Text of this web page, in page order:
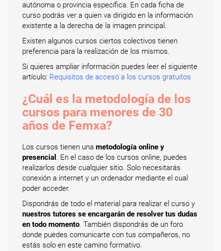
autónoma o provincia específica. En cada ficha de
curso podrás ver a quien va dirigido en la información
existente a la derecha de la imagen principal.
Existen algunos cursos ciertos colectivos tienen
preferencia para la realización de los mismos.
Si quieres ampliar información puedes leer el siguiente
artículo: Requisitos de acceso a los cursos gratuitos
¿Cuál es la metodología de los
cursos para menores de 30
años de Femxa?
Los cursos tienen una metodología online y
presencial . En el caso de los cursos online, puedes
realizarlos desde cualquier sitio. Solo necesitarás
conexión a internet y un ordenador mediante el cual
poder acceder.
Dispondrás de todo el material para realizar el curso y
nuestros tutores se encargarán de resolver tus dudas
en todo momento. También dispondrás de un foro
donde puedes comunicarte con tus compañeros, no
estás solo en este camino formativo.